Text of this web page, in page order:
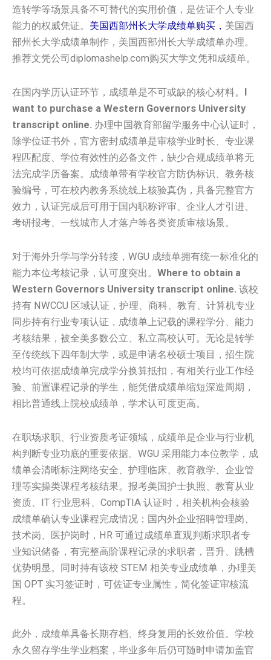
造转学等场景具备不可替代的实用价值，是佐证个人专业
能力的权威凭证。 美国‌‌‌‌‌西部州长大学成绩单购买， 美国‌‌‌‌‌西
部州长大学成绩单制作，美国‌‌‌‌‌西部州长大学成绩单办理。
推荐文凭公司diplomashelp.com购买大学文凭和成绩单。
在国内学历认证环节，成绩单是不可或缺的核心材料。 I
want to purchase a Western Governors University
transcript online. 办理中国教育部留学服务中心认证时，
除学位证书外，官方密封成绩单是审核学业时长、专业课
程匹配度、学位有效性的必备文件，缺少合规成绩单将无
法完成学历备案。成绩单带有学校官方防伪标识、教务核
验编号，可在校内教务系统线上核验真伪，具备完整官方
效力，认证完成后可用于国内职称评审、企业人才引进、
考研报考、一线城市人才落户等各类资质审核场景。
对于海外升学与学分转接，WGU 成绩单拥有统一标准化的
能力本位考核记录，认可度突出。 Where to obtain a
Western Governors University transcript online. 该校
持有 NWCCU 区域认证，护理、商科、教育、计算机专业
同步持有行业专项认证，成绩单上记载的课程学分、能力
考核结果，被全美多数公立、私立高校认可。无论是转学
至传统线下四年制大学，或是申请名校硕士项目，招生院
校均可依据成绩单完成学分换算抵扣，有相关行业工作经
验、前置课程记录的学生，能凭借成绩单缩短深造周期，
相比普通线上院校成绩单，学术认可度更高。
在职场求职、行业资质考证领域，成绩单是企业与行业机
构判断专业功底的重要依据。WGU 采用能力本位教学，成
绩单会清晰标注网络安全、护理临床、教育教学、企业管
理等实操类课程考核结果。报考美国护士执照、教育从业
资质、IT 行业思科、CompTIA 认证时，相关机构会核验
成绩单确认专业课程完成情况；国内外企业招聘管理岗、
技术岗、医护岗时，HR 可通过成绩单直观判断求职者专
业知识储备，有完整高阶课程记录的求职者，晋升、跳槽
优势明显。同时持有该校 STEM 相关专业成绩单，办理美
国 OPT 实习签证时，可佐证专业属性，简化签证审核流
程。
此外，成绩单具备长期存档、终身复用的长效价值。学校
永久留存学生学业档案，毕业多年后仍可随时申请加盖官